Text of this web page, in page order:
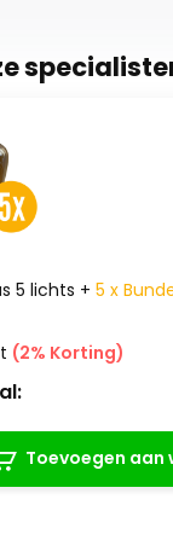
5 lichts + 5 x
(2% Korting)
Toevoegen aan